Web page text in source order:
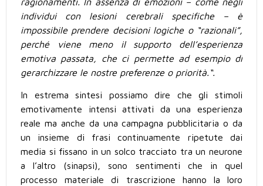
individui con lesioni cerebrali specifiche – è
impossibile prendere decisioni logiche o “razionali”,
perché viene meno il supporto dell’esperienza
emotiva passata, che ci permette ad esempio di
gerarchizzare le nostre preferenze o priorità.“.
In estrema sintesi possiamo dire che gli stimoli
emotivamente intensi attivati da una esperienza
reale ma anche da una campagna pubblicitaria o da
un insieme di frasi continuamente ripetute dai
media si fissano in un solco tracciato tra un neurone
a l’altro (sinapsi), sono sentimenti che in quel
processo materiale di trascrizione hanno la loro